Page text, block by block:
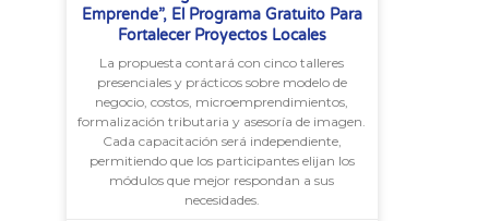
Emprende”, El Programa Gratuito Para
Fortalecer Proyectos Locales
La propuesta contará con cinco talleres
presenciales y prácticos sobre modelo de
negocio, costos, microemprendimientos,
formalización tributaria y asesoría de imagen.
Cada capacitación será independiente,
permitiendo que los participantes elijan los
módulos que mejor respondan a sus
necesidades.